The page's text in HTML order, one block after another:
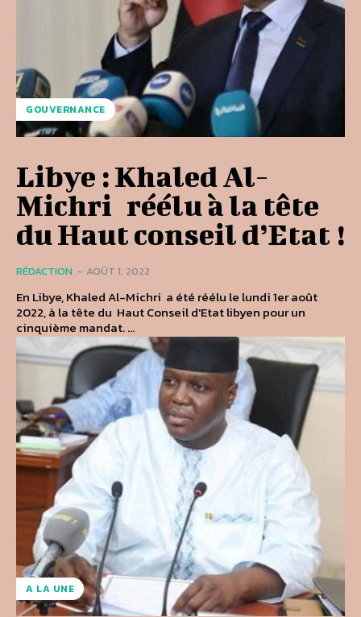
GOUVERNANCE
Libye :​​​​​​​​​​​​​​​​​​​​​​​​​​​​​​​​​​​​​​​​​​​​​​​​​​​​​​​​​​​​​​​​​​​​​​​​​​​​​​​​​​​​​​​​​​​​​​​​​​​​​​​​ Khaled Al-
Michri réélu à la tête
du Haut conseil d’Etat !
RÉDACTION - AOÛT 1, 2022
En Libye, Khaled Al-Michri a été réélu le lundi 1er août
2022, à la tête du Haut Conseil d'Etat libyen pour un
cinquième mandat. ...
A LA UNE